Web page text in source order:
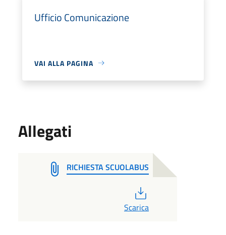
Ufficio Comunicazione
VAI ALLA PAGINA
Allegati
RICHIESTA SCUOLABUS
Scarica